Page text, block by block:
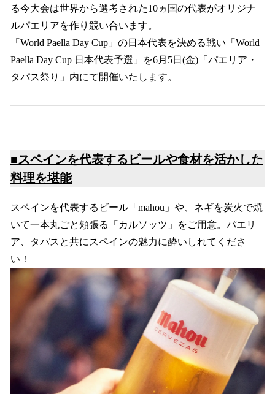
る今大会は世界から選考された10ヵ国の代表がオリジナ
ルパエリアを作り競い合います。
「World Paella Day Cup」の日本代表を決める戦い「World
Paella Day Cup 日本代表予選」を6月5日(金)「パエリア・
タパス祭り」内にて開催いたします。
■スペインを代表するビールや食材を活かした
料理を堪能
スペインを代表するビール「mahou」や、ネギを炭火で焼
いて一本丸ごと頬張る「カルソッツ」をご用意。パエリ
ア、タパスと共にスペインの魅力に酔いしれてくださ
い！